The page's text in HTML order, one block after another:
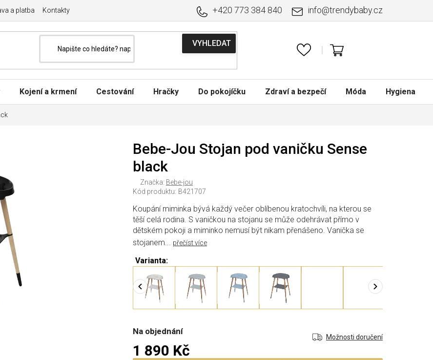
a platba Kontakty info@trendybaby.cz
+420 773 384 840
KOŠÍK
Kojení a krmení Cestování Hračky Do pokojíčku Zdraví a bezpečí Móda Hygiena
Bebe-Jou Stojan pod vaničku Sense
black
Značka: Bebe-jou
Kód produktu: B421707
Varianta:
Koupání miminka bývá každý večer oblíbenou kratochvíli, na kterou se
těší celá rodina. S vaničkou na stojanu se může odehrávat přímo v
dětském pokoji a miminko nemusí být nikam přenášeno. Vanička se
stojanem... přečíst více
Na objednání
Možnosti doručení
1 890 Kč